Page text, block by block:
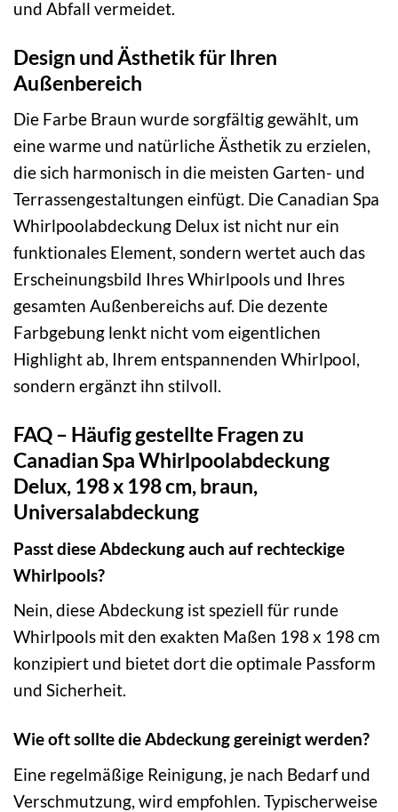
und Abfall vermeidet.
Design und Ästhetik für Ihren
Außenbereich
Die Farbe Braun wurde sorgfältig gewählt, um
eine warme und natürliche Ästhetik zu erzielen,
die sich harmonisch in die meisten Garten- und
Terrassengestaltungen einfügt. Die Canadian Spa
Whirlpoolabdeckung Delux ist nicht nur ein
funktionales Element, sondern wertet auch das
Erscheinungsbild Ihres Whirlpools und Ihres
gesamten Außenbereichs auf. Die dezente
Farbgebung lenkt nicht vom eigentlichen
Highlight ab, Ihrem entspannenden Whirlpool,
sondern ergänzt ihn stilvoll.
FAQ – Häufig gestellte Fragen zu
Canadian Spa Whirlpoolabdeckung
Delux, 198 x 198 cm, braun,
Universalabdeckung
Passt diese Abdeckung auch auf rechteckige
Whirlpools?
Nein, diese Abdeckung ist speziell für runde
Whirlpools mit den exakten Maßen 198 x 198 cm
konzipiert und bietet dort die optimale Passform
und Sicherheit.
Wie oft sollte die Abdeckung gereinigt werden?
Eine regelmäßige Reinigung, je nach Bedarf und
Verschmutzung, wird empfohlen. Typischerweise